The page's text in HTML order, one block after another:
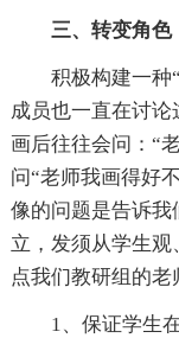
三、转变角色
积极构建一种
成员也一直在讨
画后往往会问：“
问“老师我画得好
像的问题是告诉我
立，发须从学生
点我们教研组的老
1、保证学生